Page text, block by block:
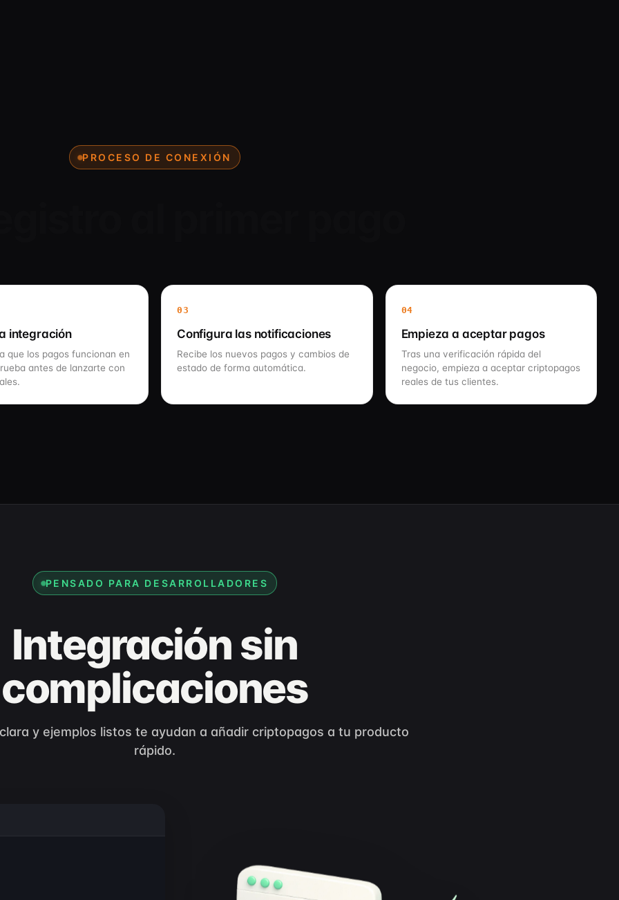
PROCESO DE CONEXIÓN
integración
que los pagos funcionan en
antes de lanzarte con
03
Configura las notificaciones
Recibe los nuevos pagos y cambios de
estado de forma automática.
04
Empieza a aceptar pagos
Tras una verificación rápida del
negocio, empieza a aceptar criptopagos
reales de tus clientes.
PENSADO PARA DESARROLLADORES
Integración sin
complicaciones
y ejemplos listos te ayudan a añadir criptopagos a tu producto
rápido.